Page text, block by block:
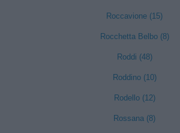
Roccavione (15)
Rocchetta Belbo (8)
Roddi (48)
Roddino (10)
Rodello (12)
Rossana (8)